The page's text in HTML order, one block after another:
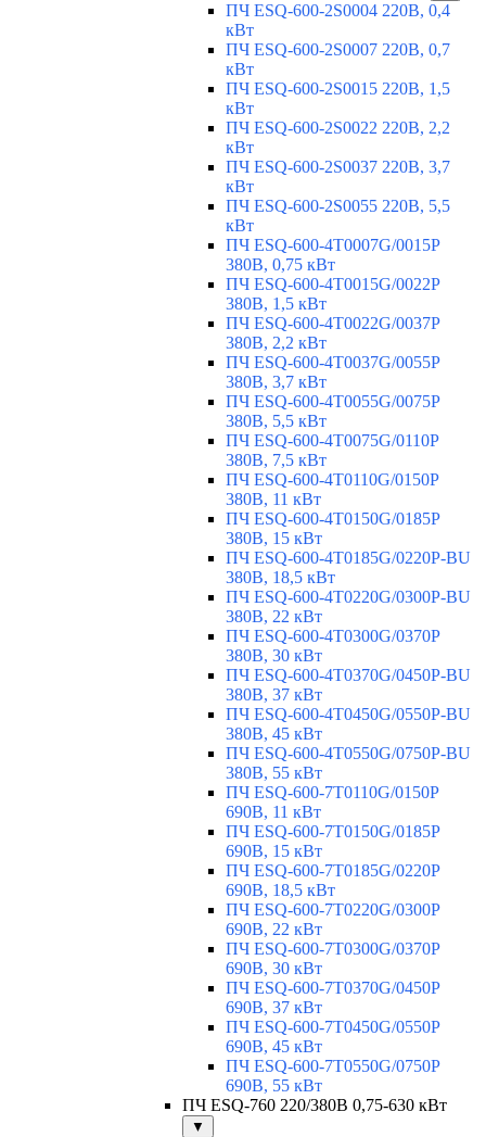
ПЧ ESQ-600-2S0004 220В, 0,4
кВт
ПЧ ESQ-600-2S0007 220В, 0,7
кВт
ПЧ ESQ-600-2S0015 220В, 1,5
кВт
ПЧ ESQ-600-2S0022 220В, 2,2
кВт
ПЧ ESQ-600-2S0037 220В, 3,7
кВт
ПЧ ESQ-600-2S0055 220В, 5,5
кВт
ПЧ ESQ-600-4T0007G/0015P
380В, 0,75 кВт
ПЧ ESQ-600-4T0015G/0022P
380В, 1,5 кВт
ПЧ ESQ-600-4T0022G/0037P
380В, 2,2 кВт
ПЧ ESQ-600-4T0037G/0055P
380В, 3,7 кВт
ПЧ ESQ-600-4T0055G/0075P
380В, 5,5 кВт
ПЧ ESQ-600-4T0075G/0110P
380В, 7,5 кВт
ПЧ ESQ-600-4T0110G/0150P
380В, 11 кВт
ПЧ ESQ-600-4T0150G/0185P
380В, 15 кВт
ПЧ ESQ-600-4T0185G/0220P-BU
380В, 18,5 кВт
ПЧ ESQ-600-4T0220G/0300P-BU
380В, 22 кВт
ПЧ ESQ-600-4T0300G/0370P
380В, 30 кВт
ПЧ ESQ-600-4T0370G/0450P-BU
380В, 37 кВт
ПЧ ESQ-600-4T0450G/0550P-BU
380В, 45 кВт
ПЧ ESQ-600-4T0550G/0750P-BU
380В, 55 кВт
ПЧ ESQ-600-7T0110G/0150P
690В, 11 кВт
ПЧ ESQ-600-7T0150G/0185P
690В, 15 кВт
ПЧ ESQ-600-7T0185G/0220P
690В, 18,5 кВт
ПЧ ESQ-600-7T0220G/0300P
690В, 22 кВт
ПЧ ESQ-600-7T0300G/0370P
690В, 30 кВт
ПЧ ESQ-600-7T0370G/0450P
690В, 37 кВт
ПЧ ESQ-600-7T0450G/0550P
690В, 45 кВт
ПЧ ESQ-600-7T0550G/0750P
690В, 55 кВт
ПЧ ESQ-760 220/380В 0,75-630 кВт
▼